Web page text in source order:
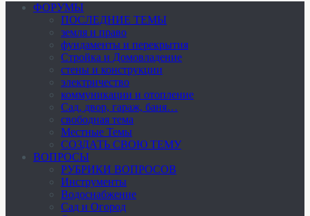
ФОРУМЫ
ПОСЛЕДНИЕ ТЕМЫ
земля и право
фундаменты и перекрытия
Стройка и Домовладение
стены и конструкции
электричество
коммуникации и отопление
Cад, двор, гараж, баня…
свободная тема
Местные Темы
СОЗДАТЬ СВОЮ ТЕМУ
ВОПРОСЫ
РУБРИКИ ВОПРОСОВ
Инструменты
Водоснабжение
Сад и Огород